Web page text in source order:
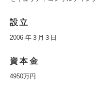
設立
2006 年３月３日
資本金
4950万円